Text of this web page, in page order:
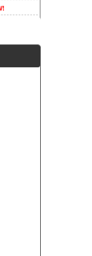
...
...